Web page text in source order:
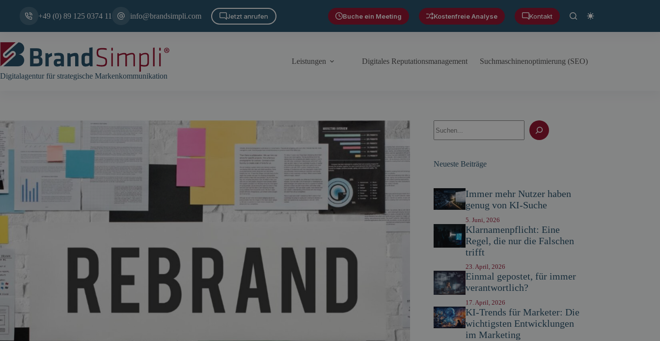
+49 (0) 89 125 0374 11 info@brandsimpli.com Jetzt anrufen Buche ein Meeting Kostenfreie Analyse Kontakt
Digitalagentur für strategische Markenkommunikation
Leistungen Digitales Reputationsmanagement Suchmaschinenoptimierung (SEO)
Neueste Beiträge
Immer mehr Nutzer haben
genug von KI-Suche
5. Juni, 2026
Klarnamenpflicht: Eine
Regel, die nur die Falschen
trifft
23. April, 2026
Einmal gepostet, für immer
verantwortlich?
17. April, 2026
KI-Trends für Marketer: Die
wichtigsten Entwicklungen
im Marketing